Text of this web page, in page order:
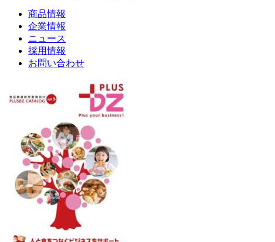
商品情報
企業情報
ニュース
採用情報
お問い合わせ